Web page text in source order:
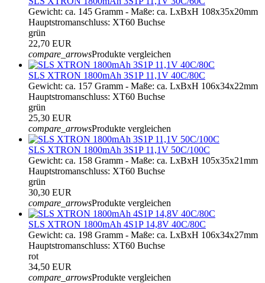
Gewicht: ca. 145 Gramm - Maße: ca. LxBxH 108x35x20mm
Hauptstromanschluss: XT60 Buchse
grün
22,70 EUR
compare_arrowsProdukte vergleichen
SLS XTRON 1800mAh 3S1P 11,1V 40C/80C
Gewicht: ca. 157 Gramm - Maße: ca. LxBxH 106x34x22mm
Hauptstromanschluss: XT60 Buchse
grün
25,30 EUR
compare_arrowsProdukte vergleichen
SLS XTRON 1800mAh 3S1P 11,1V 50C/100C
Gewicht: ca. 158 Gramm - Maße: ca. LxBxH 105x35x21mm
Hauptstromanschluss: XT60 Buchse
grün
30,30 EUR
compare_arrowsProdukte vergleichen
SLS XTRON 1800mAh 4S1P 14,8V 40C/80C
Gewicht: ca. 198 Gramm - Maße: ca. LxBxH 106x34x27mm
Hauptstromanschluss: XT60 Buchse
rot
34,50 EUR
compare_arrowsProdukte vergleichen